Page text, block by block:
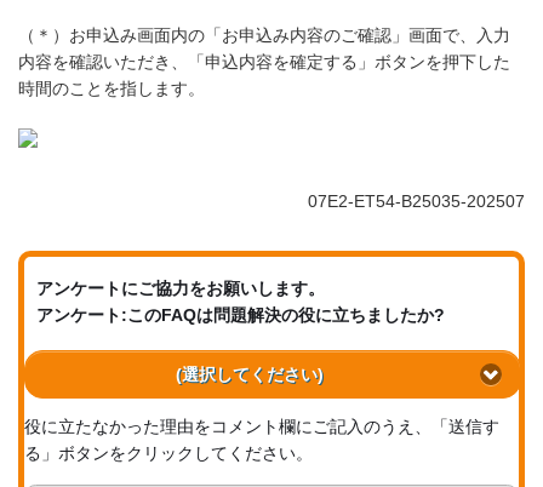
（＊）お申込み画面内の「お申込み内容のご確認」画面で、入力
内容を確認いただき、「申込内容を確定する」ボタンを押下した
時間のことを指します。
07E2-ET54-B25035-202507
アンケートにご協力をお願いします。
アンケート:このFAQは問題解決の役に立ちましたか?
(選択してください)
役に立たなかった理由をコメント欄にご記入のうえ、「送信す
る」ボタンをクリックしてください。